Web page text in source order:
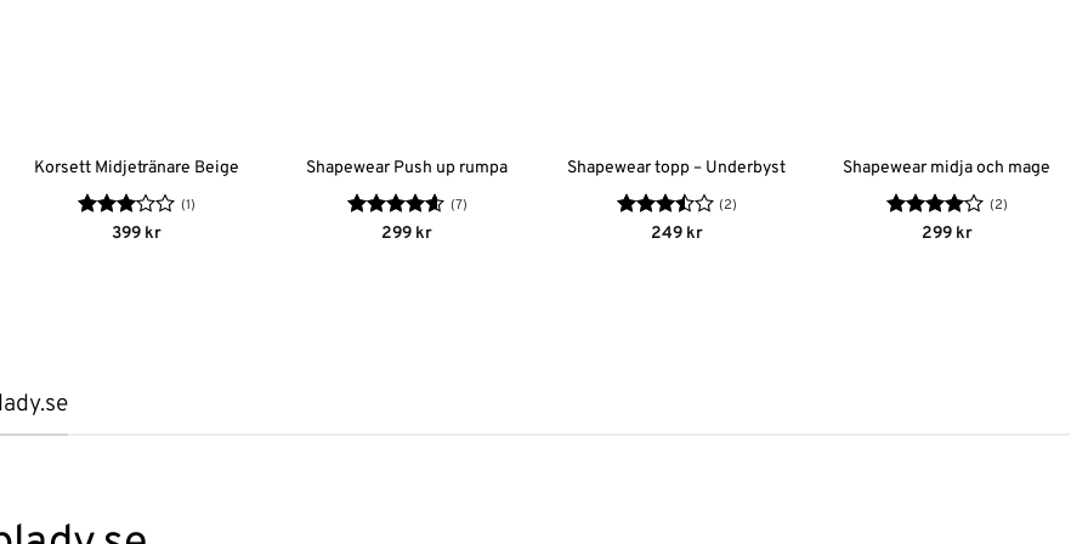
Korsett Midjetränare Beige
Betygsatt
(1)
399 kr
Shapewear Push up rumpa
Betygsatt
(7)
299 kr
Shapewear topp – Underbyst
Betygsatt
(2)
249 kr
Shapewear midja och mage
Betygsatt
(2)
299 kr